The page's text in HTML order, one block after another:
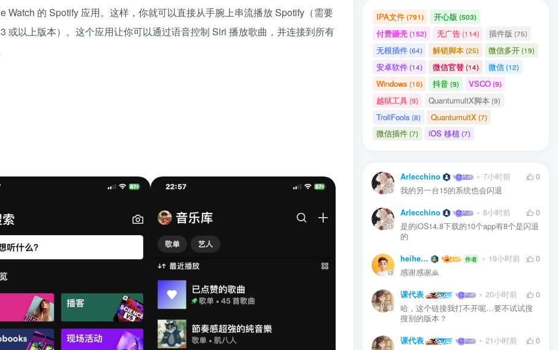
Watch 的 Spotify 应用。这样，你就可以直接从手腕上串流播放 Spotify（需要
或以上版本）。这个应用让你可以通过语音控制 Siri 播放歌曲，并连接到所有
IPA文件(791) 开心版 (503)
付费砸壳(152) 无广告(114) 插件版 (75)
无根插件(64) 解锁脚本(25) 微信多开(19)
安卓软件(14) 微信官替(14) 微信(12)
Windows (10) 抖音(9) VSCO(9)
越狱工具(9) QuantumultX脚本(9)
TrollFools (8) QuantumultX(7)
微信插件(7) iOS 移植 (7)
Arlecchino 7小时前
0
我的另一台15的系统也会闪退
Arlecchino 8小时前
0
是的iOS14.8下载的10个app有8个是闪退
的
heiheilian 作者 19小时前
0
感谢感谢🙏
课代表 20小时前
0
哈，这个链接我打不开呢…要不试试搜
搜别的版本？
课代表 21小时前
0